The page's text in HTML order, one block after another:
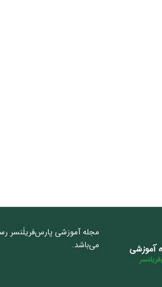
مجله آموزشی پارس‌فریلَنسر
می‌باشد.